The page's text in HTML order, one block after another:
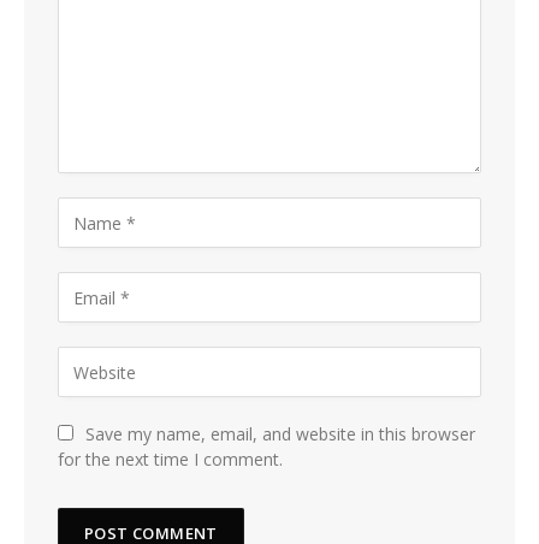
Save my name, email, and website in this browser
for the next time I comment.